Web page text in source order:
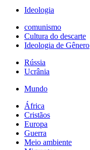
Ideologia
comunismo
Cultura do descarte
Ideologia de Gênero
Rússia
Ucrânia
Mundo
África
Cristãos
Europa
Guerra
Meio ambiente